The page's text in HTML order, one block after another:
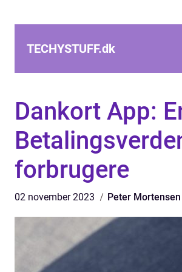
TECHYSTUFF.dk
Dankort App:
forbrugere
02 november 2023 Peter Mortensen